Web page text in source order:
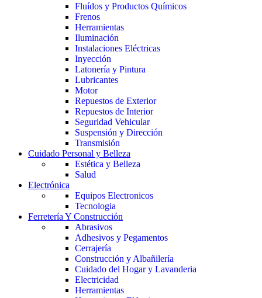
Fluídos y Productos Químicos
Frenos
Herramientas
Iluminación
Instalaciones Eléctricas
Inyección
Latonería y Pintura
Lubricantes
Motor
Repuestos de Exterior
Repuestos de Interior
Seguridad Vehicular
Suspensión y Dirección
Transmisión
Cuidado Personal y Belleza
Estética y Belleza
Salud
Electrónica
Equipos Electronicos
Tecnologia
Ferretería Y Construcción
Abrasivos
Adhesivos y Pegamentos
Cerrajería
Construcción y Albañilería
Cuidado del Hogar y Lavanderia
Electricidad
Herramientas